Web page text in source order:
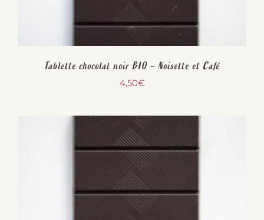
Tablette chocolat noir BIO – Noisette et Café
4,50€